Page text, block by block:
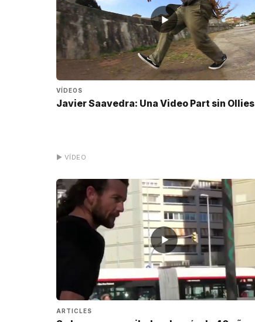
▶
VÍDEOS
Javier Saavedra: Una Video Part sin Ollies
▶ VÍDEO
▶
ARTICLES